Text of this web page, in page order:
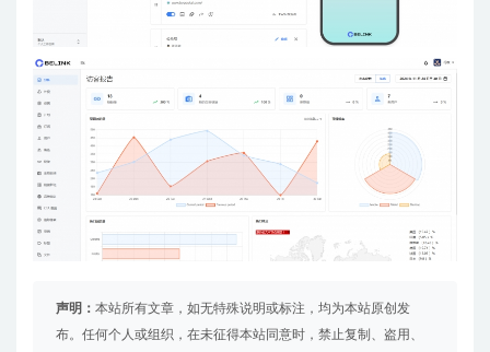
声明： 本站所有文章，如无特殊说明或标注，均为本站原创发
布。任何个人或组织，在未征得本站同意时，禁止复制、盗用、